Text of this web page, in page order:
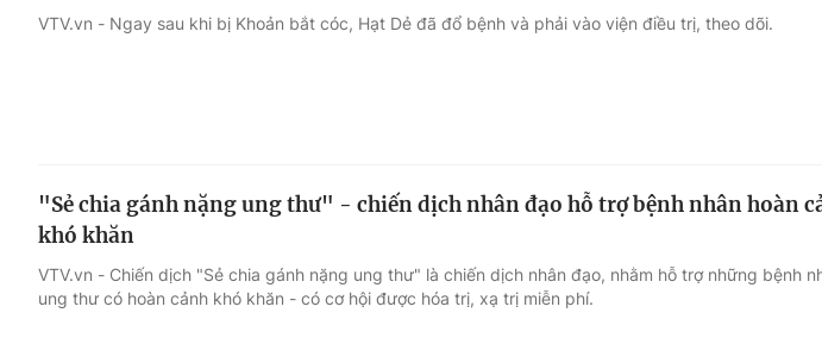
VTV.vn - Ngay sau khi bị Khoản bắt cóc, Hạt Dẻ đã đổ bệnh và phải vào viện điều trị, theo dõi.
"Sẻ chia gánh nặng ung thư" - chiến dịch nhân đạo hỗ trợ bệnh nhân hoàn
khó khăn
VTV.vn - Chiến dịch "Sẻ chia gánh nặng ung thư" là chiến dịch nhân đạo, nhằm hỗ trợ những bệnh
ung thư có hoàn cảnh khó khăn - có cơ hội được hóa trị, xạ trị miễn phí.